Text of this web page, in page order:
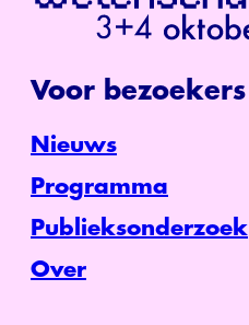
Voor bezoekers
Nieuws
Programma
Publieksonderzoek
Over